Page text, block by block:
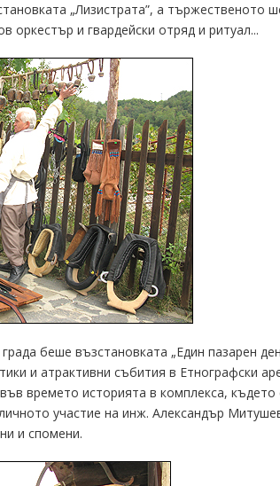
„Лизистрата”, а тържественото
и гвардейски отряд и ритуал...
беше възстановката „Един пазарен
и атрактивни събития в Етнографски
времето историята в комплекса, където
участие на инж. Александър
и спомени.